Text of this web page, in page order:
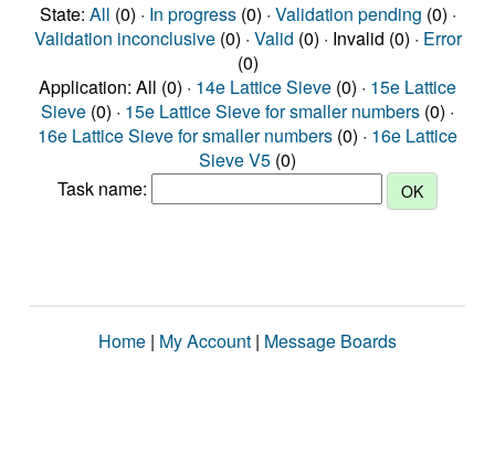
State: All (0) · In progress(0) · Validation pending (0) ·
Validation inconclusive(0) · Valid (0) · Invalid (0) · Error
(0)
Application: All (0) · 14e Lattice Sieve (0) · 15e Lattice
Sieve (0) · 15e Lattice Sieve for smaller numbers (0) ·
16e Lattice Sieve for smaller numbers (0) · 16e Lattice
Sieve V5 (0)
Task name:
Home | My Account | Message Boards